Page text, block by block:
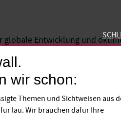
globale Entwicklung und
Opfer
wir schon:
Themen und Sichtweisen aus
lau. Wir brauchen dafür Ihre